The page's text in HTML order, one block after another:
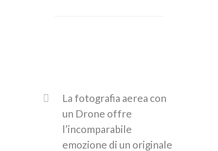
La fotografia aerea con
un Drone offre
l’incomparabile
emozione di un originale